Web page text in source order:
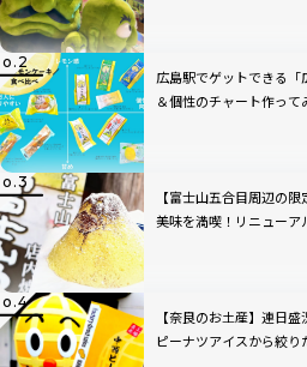
広島駅でゲットできる
＆個性のチャート作って
【富士山五合目周辺の
美味を満喫！リニューア
【奈良のお土産】連日
ピーナツアイスから絞